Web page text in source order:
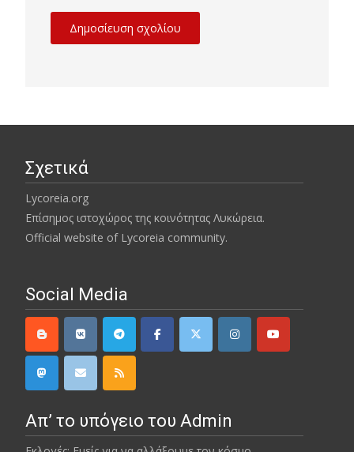
Σχετικά
Lycoreia.org
Επίσημος ιστοχώρος της κοινότητας Λυκώρεια.
Official website of Lycoreia community.
Social Media
Απ’ το υπόγειο του Admin